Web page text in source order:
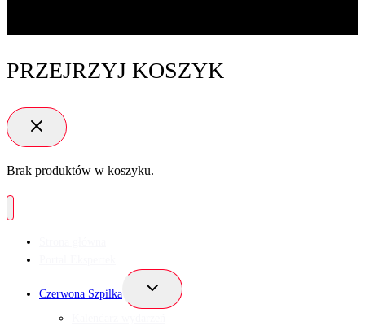
PRZEJRZYJ KOSZYK
Brak produktów w koszyku.
Czerwona Szpilka
Przełącz
podrzędne